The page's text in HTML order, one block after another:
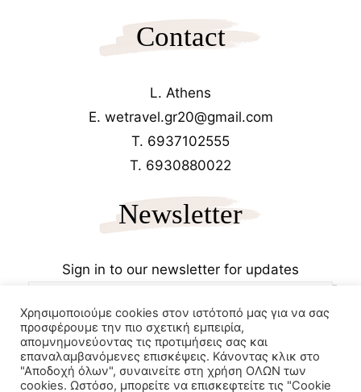
Contact
L. Athens
E. wetravel.gr20@gmail.com
T. 6937102555
T. 6930880022
Newsletter
Sign in to our newsletter for updates
Χρησιμοποιούμε cookies στον ιστότοπό μας για να σας
προσφέρουμε την πιο σχετική εμπειρία,
απομνημονεύοντας τις προτιμήσεις σας και
επαναλαμβανόμενες επισκέψεις. Κάνοντας κλικ στο
"Αποδοχή όλων", συναινείτε στη χρήση ΟΛΩΝ των
cookies. Ωστόσο, μπορείτε να επισκεφτείτε τις "Cookie